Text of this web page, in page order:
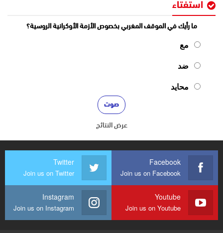
استفتاء
ما رأيك في الموقف المغربي بخصوص الأزمة الأوكرانية الروسية؟
مع
ضد
محايد
عرض النتائج
Facebook
Join us on Facebook
Twitter
Join us on Twitter
Youtube
Join us on Youtube
Instagram
Join us on Instagram